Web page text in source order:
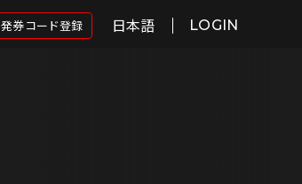
発券コード登録 日本語 LOGIN